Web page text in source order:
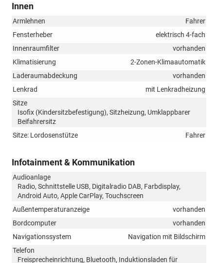
Innen
Armlehnen
Fahrer
Fensterheber
elektrisch 4-fach
Innenraumfilter
vorhanden
Klimatisierung
2-Zonen-Klimaautomatik
Laderaumabdeckung
vorhanden
Lenkrad
mit Lenkradheizung
Sitze
Isofix (Kindersitzbefestigung), Sitzheizung, Umklappbarer
Beifahrersitz
Sitze: Lordosenstütze
Fahrer
Infotainment & Kommunikation
Audioanlage
Radio, Schnittstelle USB, Digitalradio DAB, Farbdisplay,
Android Auto, Apple CarPlay, Touchscreen
Außentemperaturanzeige
vorhanden
Bordcomputer
vorhanden
Navigationssystem
Navigation mit Bildschirm
Telefon
Freisprecheinrichtung, Bluetooth, Induktionsladen für